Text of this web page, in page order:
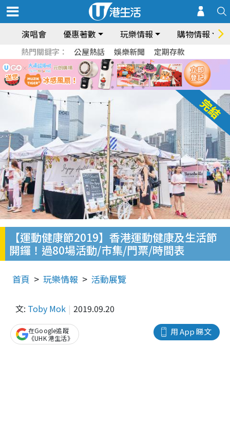
演唱會 優惠著數 玩樂情報 購物情報
熱門關鍵字： 公屋熱話 娛樂新聞 定期存款
【運動健康節2019】香港運動健康及生活節
開鑼！過80場活動/市集/門票/時間表
首頁 玩樂情報 活動展覽
文: Toby Mok 2019.09.20
用 App 睇文
在Google追蹤
《UHK 港生活》